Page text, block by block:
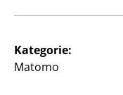
Kategorie:
Matomo